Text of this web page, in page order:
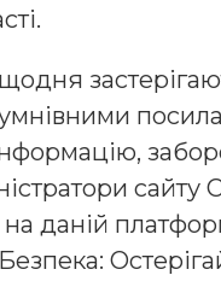
сайту
даній